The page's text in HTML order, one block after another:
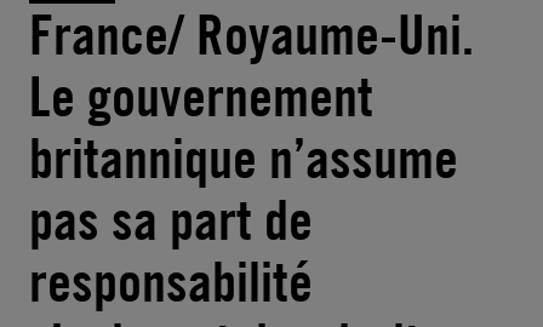
France/ Royaume-Uni.
Le gouvernement
britannique n’assume
pas sa part de
responsabilité